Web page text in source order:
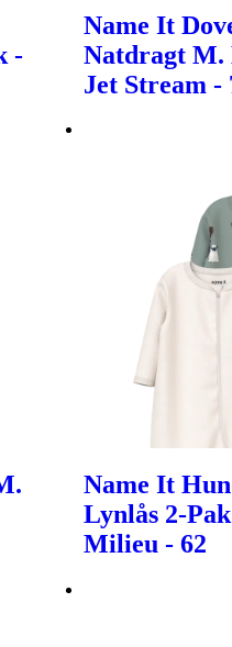
-
Name It
Natdragt M.
Jet Stream -
Name It
Lynlås 2-
Milieu - 62